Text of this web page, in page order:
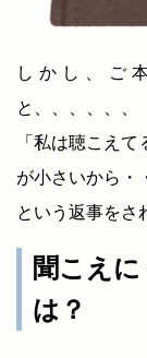
しかし、ご
と、、、、、、
「私は聴こえ
が小さいから・
という返事をさ
聞こえ
は？